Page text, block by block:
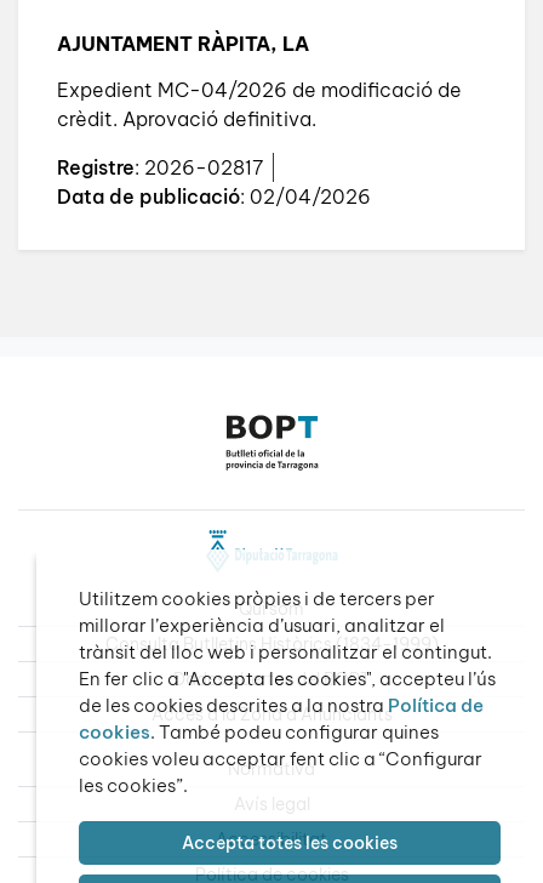
AJUNTAMENT RÀPITA, LA
Expedient MC-04/2026 de modificació de
crèdit. Aprovació definitiva.
Registre: 2026-02817
Data de publicació: 02/04/2026
Qui som
Consulta Butlletins Històrics (1834-1999)
Dades obertes del BOPT
Accés a la Zona d’Anunciants
Normativa
Avís legal
Accessibilitat
Política de cookies
Utilitzem cookies pròpies i de tercers per
millorar l’experiència d’usuari, analitzar el
trànsit del lloc web i personalitzar el contingut.
En fer clic a "Accepta les cookies", accepteu l’ús
de les cookies descrites a la nostra Política de
cookies. També podeu configurar quines
cookies voleu acceptar fent clic a “Configurar
les cookies”.
Accepta totes les cookies